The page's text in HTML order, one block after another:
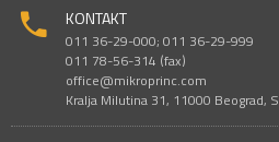
KONTAKT
011 36-29-000; 011 36-29-999
011 78-56-314 (fax)
office@mikroprinc.com
Kralja Milutina 31, 11000 Beograd,